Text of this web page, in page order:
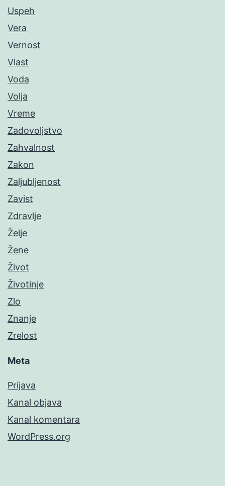
Uspeh
Vera
Vernost
Vlast
Voda
Volja
Vreme
Zadovoljstvo
Zahvalnost
Zakon
Zaljubljenost
Zavist
Zdravlje
Želje
Žene
Život
Životinje
Zlo
Znanje
Zrelost
Meta
Prijava
Kanal objava
Kanal komentara
WordPress.org